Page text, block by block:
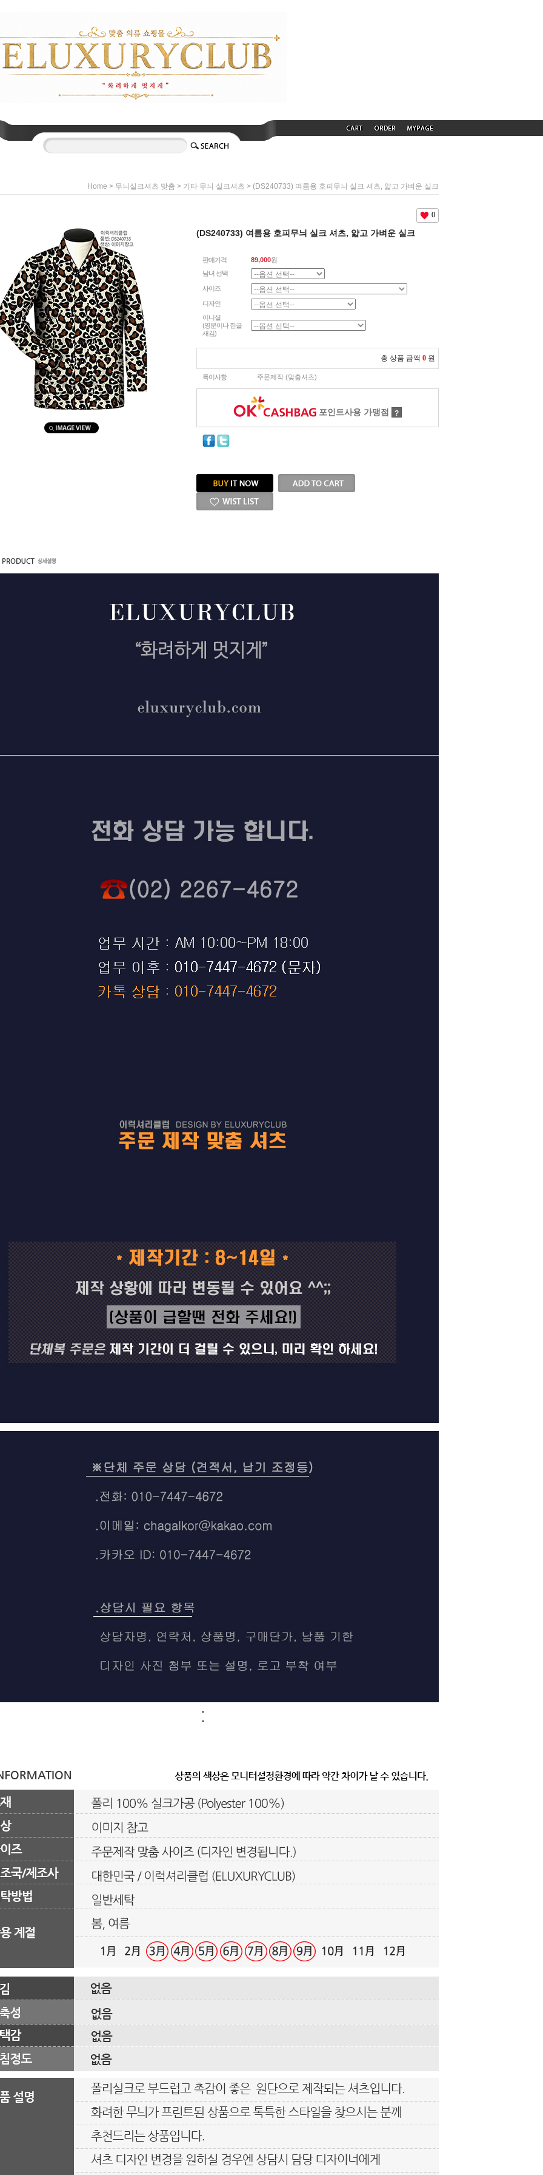
Home > 무늬실크셔츠 맞춤 > 기타 무늬 실크셔츠 > (DS240733) 여름용 호피무늬 실크 셔츠, 얇고 가벼운 실크
마우스를 올려보세요
0
(DS240733) 여름용 호피무늬 실크 셔츠, 얇고 가벼운 실크
판매가격 89,000원
남녀 선택
사이즈
디자인
이니셜
(영문이나 한글
새김)
총 상품 금액 0 원
특이사항 주문제작 (맞춤셔츠)
포인트사용 가맹점 ?